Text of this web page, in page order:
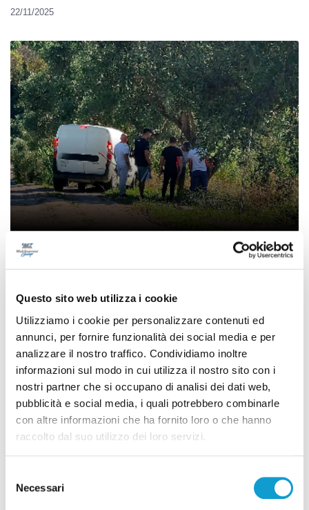
Questo sito web utilizza i cookie
Utilizziamo i cookie per personalizzare contenuti ed
annunci, per fornire funzionalità dei social media e per
analizzare il nostro traffico. Condividiamo inoltre
informazioni sul modo in cui utilizza il nostro sito con i
nostri partner che si occupano di analisi dei dati web,
pubblicità e social media, i quali potrebbero combinarle
con altre informazioni che ha fornito loro o che hanno
raccolto dal suo utilizzo dei loro servizi.
delNecessari
22/11/2025
Ancona – La Casa Rossa per il disagio
mentale sistemata grazie al lavoro dei
detenuti
di Ciro Montanari